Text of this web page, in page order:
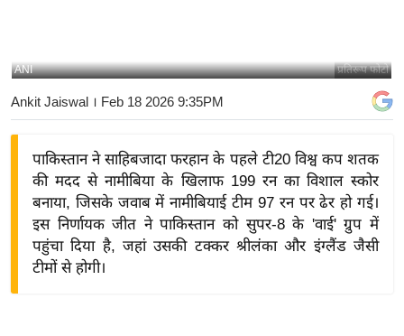
य
ज़
प्रतिरूप फोटो
ANI
Ankit Jaiswal । Feb 18 2026 9:35PM
पाकिस्तान ने साहिबजादा फरहान के पहले टी20 विश्व कप शतक
की मदद से नामीबिया के खिलाफ 199 रन का विशाल स्कोर
बनाया, जिसके जवाब में नामीबियाई टीम 97 रन पर ढेर हो गई।
इस निर्णायक जीत ने पाकिस्तान को सुपर-8 के 'वाई' ग्रुप में
पहुंचा दिया है, जहां उसकी टक्कर श्रीलंका और इंग्लैंड जैसी
टीमों से होगी।